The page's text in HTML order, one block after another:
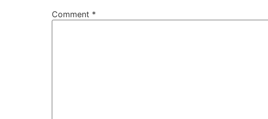
Comment *